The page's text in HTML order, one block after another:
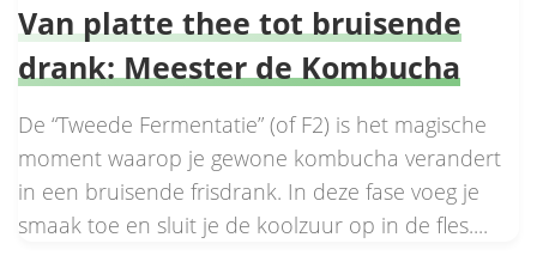
Van platte thee tot bruisende
drank: Meester de Kombucha
De “Tweede Fermentatie” (of F2) is het magische
moment waarop je gewone kombucha verandert
in een bruisende frisdrank. In deze fase voeg je
smaak toe en sluit je de koolzuur op in de fles....